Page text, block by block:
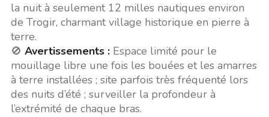
la nuit à seulement 12 milles nautiques environ
de Trogir, charmant village historique en pierre à
terre.
🚫 Avertissements :Espace limité pour le
mouillage libre une fois les bouées et les amarres
à terre installées ; site parfois très fréquenté lors
des nuits d’été ; surveiller la profondeur à
l’extrémité de chaque bras.